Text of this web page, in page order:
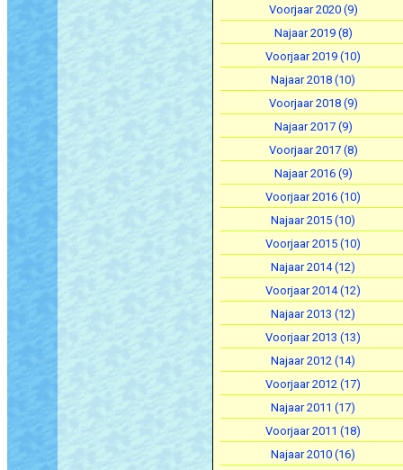
Voorjaar 2020 (9)
Najaar 2019 (8)
Voorjaar 2019 (10)
Najaar 2018 (10)
Voorjaar 2018 (9)
Najaar 2017 (9)
Voorjaar 2017 (8)
Najaar 2016 (9)
Voorjaar 2016 (10)
Najaar 2015 (10)
Voorjaar 2015 (10)
Najaar 2014 (12)
Voorjaar 2014 (12)
Najaar 2013 (12)
Voorjaar 2013 (13)
Najaar 2012 (14)
Voorjaar 2012 (17)
Najaar 2011 (17)
Voorjaar 2011 (18)
Najaar 2010 (16)